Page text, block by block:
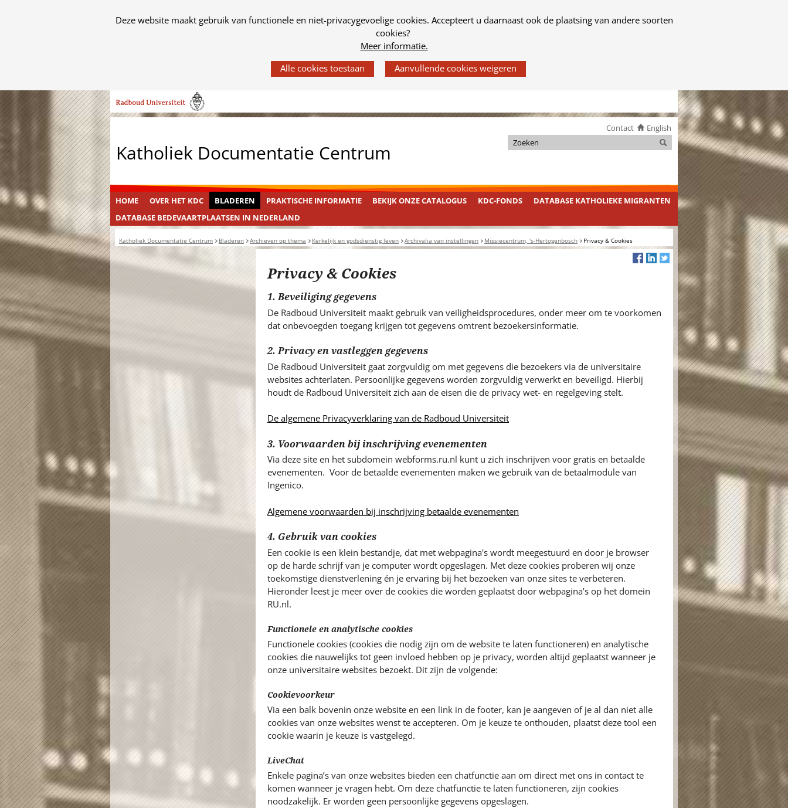
Cookies
Deze website maakt gebruik van functionele en niet-privacygevoelige cookies. Accepteert u daarnaast ook de plaatsing van andere soorten
cookies?
Meer informatie.
gebruik
van
op
deze
worden
toegestaan
geweigerd.
Ga
naar
de
inhoud
Katholiek Documentatie Centrum
Contact English
k
i
d
e
i
.
.
Zoeken
Zoeken
HOME OVER HET KDC BLADEREN PRAKTISCHE INFORMATIE BEKIJK ONZE CATALOGUS KDC-FONDS
DATABASE KATHOLIEKE MIGRANTEN
DATABASE BEDEVAARTPLAATSEN IN NEDERLAND
Katholiek Documentatie Centrum Bladeren Archieven op thema Kerkelijk en godsdienstig leven Archivalia van instellingen Missiecentrum, 's-Hertogenbosch Privacy & Cookies
Privacy & Cookies
1. Beveiliging gegevens
De Radboud Universiteit maakt gebruik van veiligheidsprocedures, onder meer om te voorkomen
dat onbevoegden toegang krijgen tot gegevens omtrent bezoekersinformatie.
2. Privacy en vastleggen gegevens
De Radboud Universiteit gaat zorgvuldig om met gegevens die bezoekers via de universitaire
websites achterlaten. Persoonlijke gegevens worden zorgvuldig verwerkt en beveiligd. Hierbij
houdt de Radboud Universiteit zich aan de eisen die de privacy wet- en regelgeving stelt.
De algemene Privacyverklaring van de Radboud Universiteit
3. Voorwaarden bij inschrijving evenementen
Via deze site en het subdomein webforms.ru.nl kunt u zich inschrijven voor gratis en betaalde
evenementen. Voor de betaalde evenementen maken we gebruik van de betaalmodule van
Ingenico.
Algemene voorwaarden bij inschrijving betaalde evenementen
4. Gebruik van cookies
Een cookie is een klein bestandje, dat met webpagina's wordt meegestuurd en door je browser
op de harde schrijf van je computer wordt opgeslagen. Met deze cookies proberen wij onze
toekomstige dienstverlening én je ervaring bij het bezoeken van onze sites te verbeteren.
Hieronder leest je meer over de cookies die worden geplaatst door webpagina’s op het domein
RU.nl.
Functionele en analytische cookies
Functionele cookies (cookies die nodig zijn om de website te laten functioneren) en analytische
cookies die nauwelijks tot geen invloed hebben op je privacy, worden altijd geplaatst wanneer je
onze universitaire websites bezoekt. Dit zijn de volgende:
Cookievoorkeur
Via een balk bovenin onze website en een link in de footer, kan je aangeven of je al dan niet alle
cookies van onze websites wenst te accepteren. Om je keuze te onthouden, plaatst deze tool een
cookie waarin je keuze is vastgelegd.
LiveChat
Enkele pagina’s van onze websites bieden een chatfunctie aan om direct met ons in contact te
komen wanneer je vragen hebt. Om deze chatfunctie te laten functioneren, zijn cookies
noodzakelijk. Er worden geen persoonlijke gegevens opgeslagen.